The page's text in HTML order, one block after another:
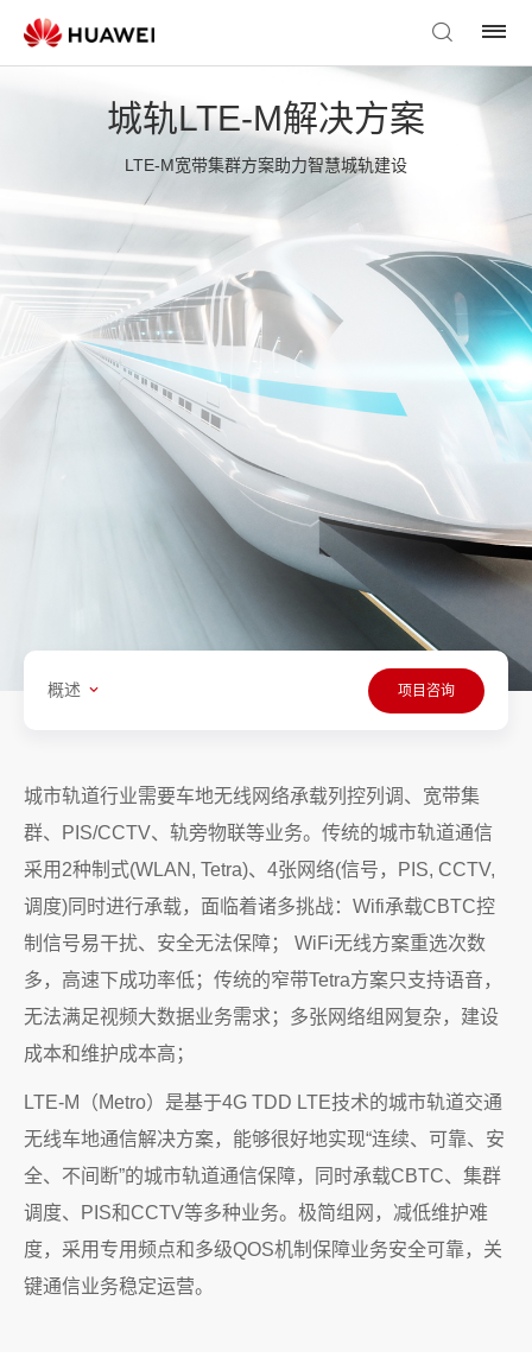
城轨LTE-M解决方案
LTE-M宽带集群方案助力智慧城轨建设
概述 项目咨询
城市轨道行业需要车地无线网络承载列控列调、宽带集
群、PIS/CCTV、轨旁物联等业务。传统的城市轨道通信
采用2种制式(WLAN, Tetra)、4张网络(信号，PIS, CCTV,
调度)同时进行承载，面临着诸多挑战：Wifi承载CBTC控
制信号易干扰、安全无法保障； WiFi无线方案重选次数
多，高速下成功率低；传统的窄带Tetra方案只支持语音，
无法满足视频大数据业务需求；多张网络组网复杂，建设
成本和维护成本高；
LTE-M（Metro）是基于4G TDD LTE技术的城市轨道交通
无线车地通信解决方案，能够很好地实现“连续、可靠、安
全、不间断”的城市轨道通信保障，同时承载CBTC、集群
调度、PIS和CCTV等多种业务。极简组网，减低维护难
度，采用专用频点和多级QOS机制保障业务安全可靠，关
键通信业务稳定运营。